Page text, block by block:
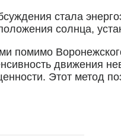
стала
солнца,
помимо
движения
Этот метод